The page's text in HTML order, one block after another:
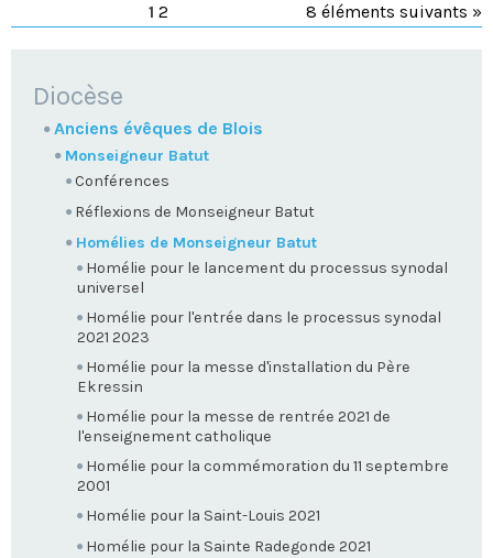
8 éléments suivants »
1 2
NAVIGATION
Diocèse
Anciens évêques de Blois
Monseigneur Batut
Conférences
Réflexions de Monseigneur Batut
Homélies de Monseigneur Batut
Homélie pour le lancement du processus synodal
universel
Homélie pour l'entrée dans le processus synodal
2021 2023
Homélie pour la messe d'installation du Père
Ekressin
Homélie pour la messe de rentrée 2021 de
l'enseignement catholique
Homélie pour la commémoration du 11 septembre
2001
Homélie pour la Saint-Louis 2021
Homélie pour la Sainte Radegonde 2021